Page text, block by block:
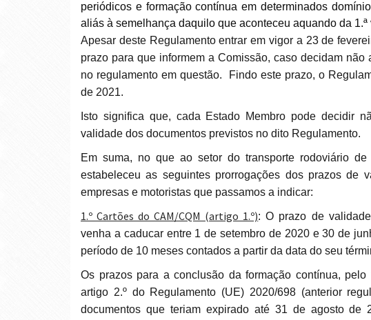
periódicos e formação contínua em determinados
aliás à semelhança daquilo que aconteceu aquando da
Apesar deste Regulamento entrar em vigor a 23 de fevereiro, foi concedido aos Estados Membros um
prazo para que informem a Comissão, caso decidam
no regulamento em questão. Findo este prazo, o
de 2021.
validade dos documentos previstos no dito Regulamento.
Em suma, no que ao setor do transporte rodoviário de mercadorias diz respeito, o Regulamento
estabeleceu as seguintes prorrogações dos prazos de
empresas e motoristas que passamos a indicar:
1.º Cartões do CAM/CQM (artigo 1.º): O prazo de
venha a caducar entre 1 de setembro de 2020 e 30 de
período de 10 meses contados a partir da data do seu
Os prazos para a conclusão da formação contínua, pelo titular de um CAP, que, pela aplicação do
artigo 2.º do Regulamento (UE) 2020/698 (anterior
documentos que teriam expirado até 31 de agosto de